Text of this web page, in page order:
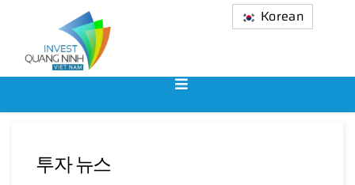
Korean
투자 뉴스